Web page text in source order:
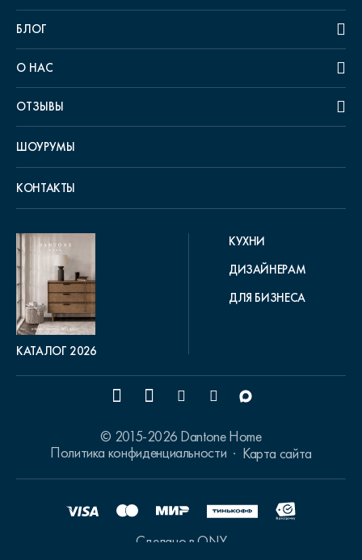
БЛОГ
О НАС
ОТЗЫВЫ
ШОУРУМЫ
КОНТАКТЫ
КАТАЛОГ 2026
КУХНИ
ДИЗАЙНЕРАМ
ДЛЯ БИЗНЕСА
© 2015-2026 Dantone Home
Политика конфиденциальности
Карта сайта
Сделано в ONY